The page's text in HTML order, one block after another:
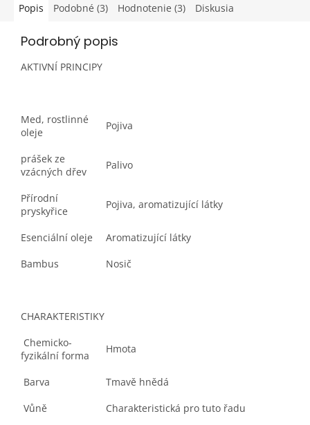
Popis Podobné (3) Hodnotenie (3) Diskusia
Podrobný popis
AKTIVNÍ PRINCIPY
Med, rostlinné
oleje
Pojiva
prášek ze
vzácných dřev
Palivo
Přírodní
pryskyřice
Pojiva, aromatizující látky
Esenciální oleje
Aromatizující látky
Bambus
Nosič
CHARAKTERISTIKY
Chemicko-
fyzikální forma
Hmota
Barva
Tmavě hnědá
Vůně
Charakteristická pro tuto řadu